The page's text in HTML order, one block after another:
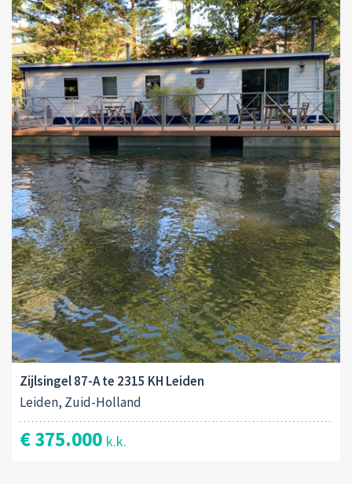
Zijlsingel 87-A te 2315 KH Leiden
Leiden, Zuid-Holland
€ 375.000 k.k.